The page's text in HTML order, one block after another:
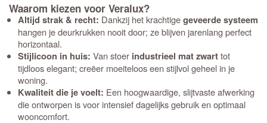
Waarom kiezen voor Veralux?
Altijd strak & recht: Dankzij het krachtigegeveerde systeem
hangen je deurkrukken nooit door; ze blijven jarenlang perfect
horizontaal.
Stijlicoon in huis: Van stoer industrieel mat zwarttot
tijdloos elegant; creëer moeiteloos een stijlvol geheel in je
woning.
Kwaliteit die je voelt: Een hoogwaardige, slijtvaste afwerking
die ontworpen is voor intensief dagelijks gebruik en optimaal
wooncomfort.